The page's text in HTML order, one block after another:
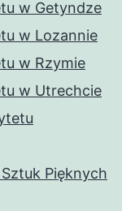
w Getyndze
w Lozannie
w Rzymie
w Utrechcie
Pięknych